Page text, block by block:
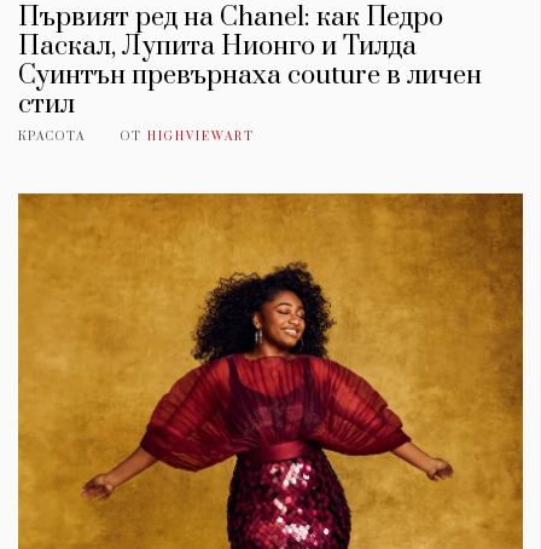
Първият ред на Chanel: как Педро
Паскал, Лупита Нионго и Тилда
Суинтън превърнаха couture в личен
стил
КРАСОТА ОТ HIGHVIEWART